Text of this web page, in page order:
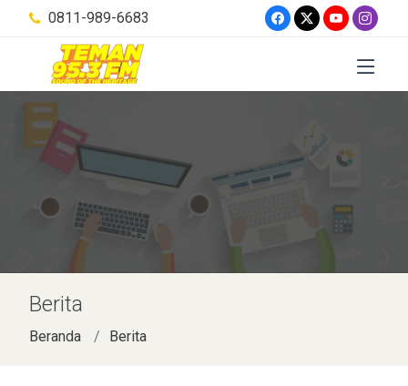
0811-989-6683
Berita
Beranda Berita